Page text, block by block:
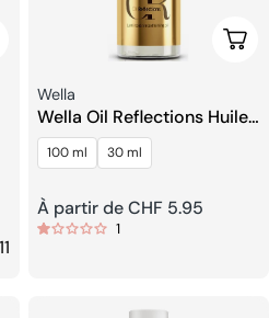
Les Options
Fournisseur:
Wella
Wella Oil Reflections Huile
Lissante Lumineuse
100 ml 30 ml
Prix
À partir de CHF 5.95
1